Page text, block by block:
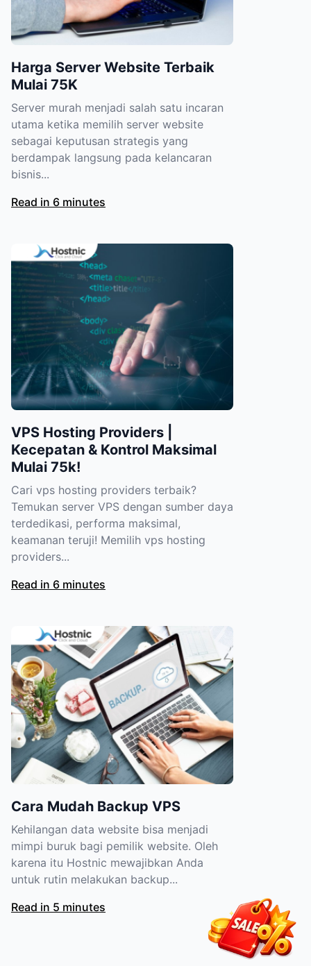
Harga Server Website Terbaik
Mulai 75K
Server murah menjadi salah satu incaran
utama ketika memilih server website
sebagai keputusan strategis yang
berdampak langsung pada kelancaran
bisnis...
Read in 6 minutes
VPS Hosting Providers |
Kecepatan & Kontrol Maksimal
Mulai 75k!
Cari vps hosting providers terbaik?
Temukan server VPS dengan sumber daya
terdedikasi, performa maksimal,
keamanan teruji! Memilih vps hosting
providers...
Read in 6 minutes
Cara Mudah Backup VPS
Kehilangan data website bisa menjadi
mimpi buruk bagi pemilik website. Oleh
karena itu Hostnic mewajibkan Anda
untuk rutin melakukan backup...
Read in 5 minutes